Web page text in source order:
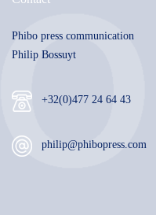
Phibo press communication
Philip Bossuyt
+32(0)477 24 64 43
philip@phibopress.com